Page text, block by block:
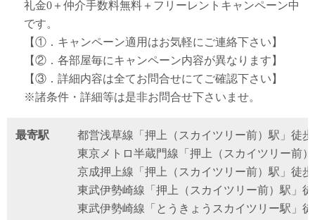
礼金0 ＋仲介手数料無料 ＋ フリーレント キャンペーン中
です。
【①．キャンペーン適用はお気軽にご連絡下さい】
【②．各部屋毎にキャンペーン内容が異なります】
【③．詳細内容は全てお問合せにてご確認下さい】
※諸条件・詳細等は是非お問合せ下さいませ。
最寄駅
都営浅草線「押上（スカイツリー前）駅」徒
東京メトロ半蔵門線「押上（スカイツリー前
京成押上線「押上（スカイツリー前）駅」徒
東武伊勢崎線「押上（スカイツリー前）駅」
東武伊勢崎線「とうきょうスカイツリー駅」